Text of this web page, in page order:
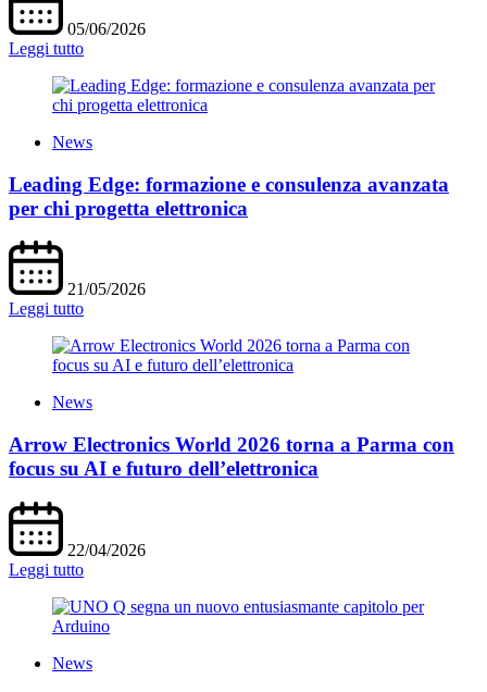
05/06/2026
Leggi tutto
News
Leading Edge: formazione e consulenza avanzata
per chi progetta elettronica
21/05/2026
Leggi tutto
News
Arrow Electronics World 2026 torna a Parma con
focus su AI e futuro dell’elettronica
22/04/2026
Leggi tutto
News